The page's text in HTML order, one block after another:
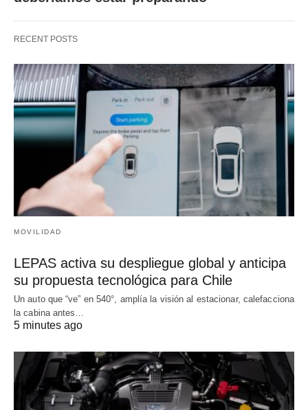
RECENT POSTS
MOVILIDAD
LEPAS activa su despliegue global y anticipa
su propuesta tecnológica para Chile
Un auto que “ve” en 540°, amplía la visión al estacionar, calefacciona
la cabina antes…
5 minutes ago